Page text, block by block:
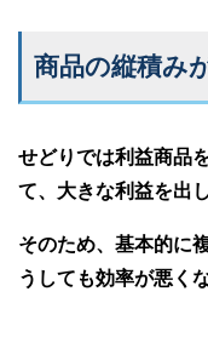
商品の縦積み
せどりでは利益商品
て、大きな利益を出
そのため、基本的に
うしても効率が悪く